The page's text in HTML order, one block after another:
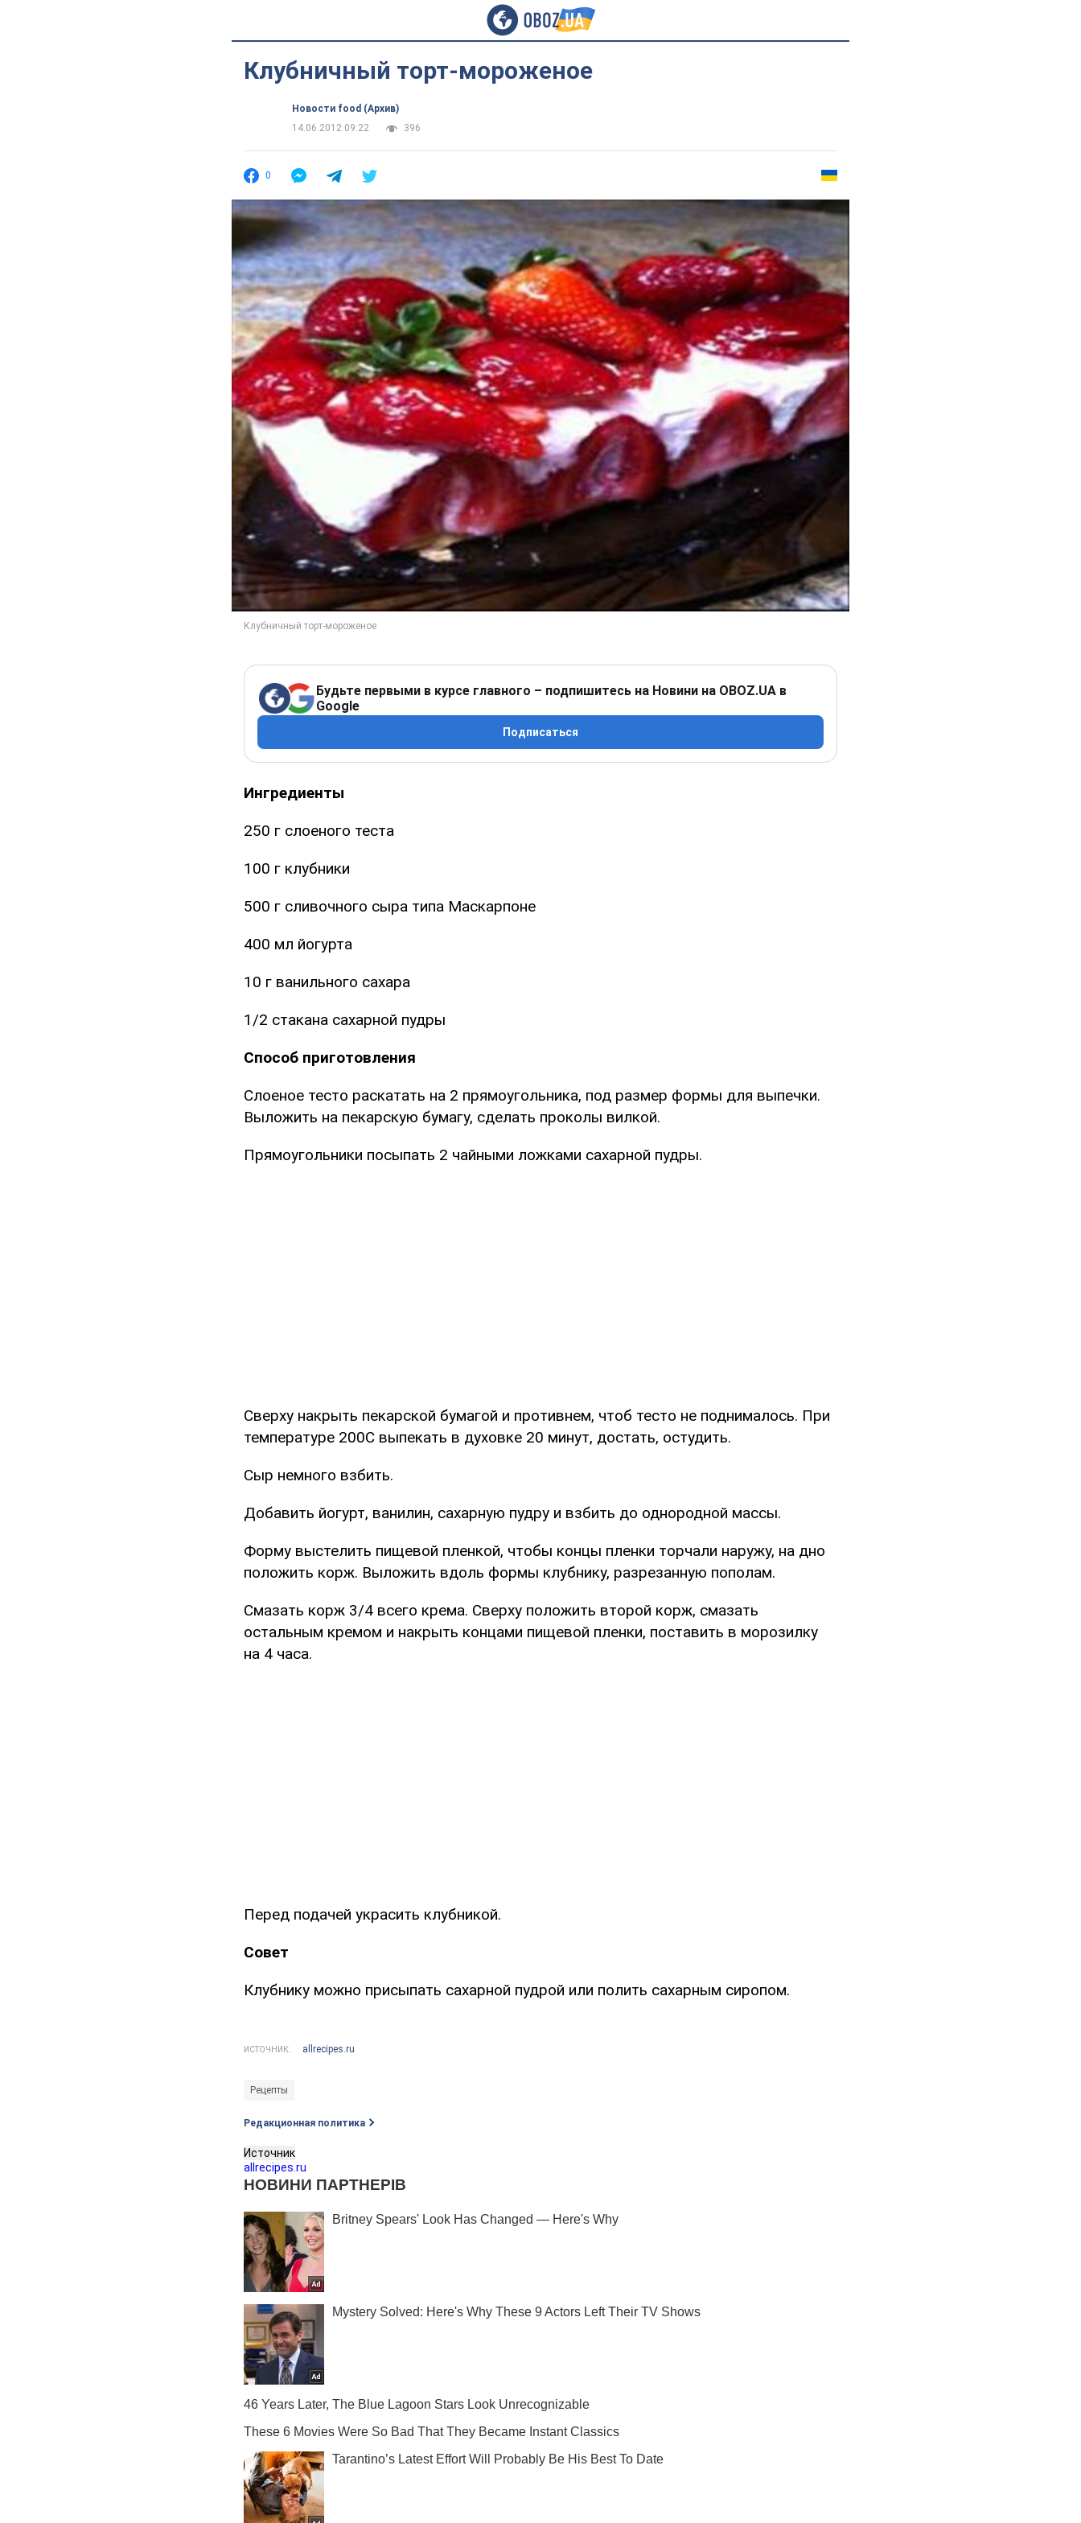
Клубничный торт-мороженое
Новости food (Архив)
14.06.2012 09:22
396
0
Будьте первыми в курсе главного – подпишитесь на Новини на OBOZ.UA в
Google
Подписаться
Ингредиенты
250 г слоеного теста
100 г клубники
500 г сливочного сыра типа Маскарпоне
400 мл йогурта
10 г ванильного сахара
1/2 стакана сахарной пудры
Способ приготовления
Слоеное тесто раскатать на 2 прямоугольника, под размер формы для выпечки.
Выложить на пекарскую бумагу, сделать проколы вилкой.
Прямоугольники посыпать 2 чайными ложками сахарной пудры.
Сверху накрыть пекарской бумагой и противнем, чтоб тесто не поднималось. При
температуре 200С выпекать в духовке 20 минут, достать, остудить.
Сыр немного взбить.
Добавить йогурт, ванилин, сахарную пудру и взбить до однородной массы.
Форму выстелить пищевой пленкой, чтобы концы пленки торчали наружу, на дно
положить корж. Выложить вдоль формы клубнику, разрезанную пополам.
Смазать корж 3/4 всего крема. Сверху положить второй корж, смазать
остальным кремом и накрыть концами пищевой пленки, поставить в морозилку
на 4 часа.
Перед подачей украсить клубникой.
Совет
Клубнику можно присыпать сахарной пудрой или полить сахарным сиропом.
ИСТОЧНИК: allrecipes.ru
Рецепты
Редакционная политика
Источник
allrecipes.ru